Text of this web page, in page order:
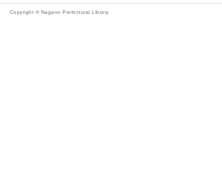
Copyright © Nagano Prefectural Library